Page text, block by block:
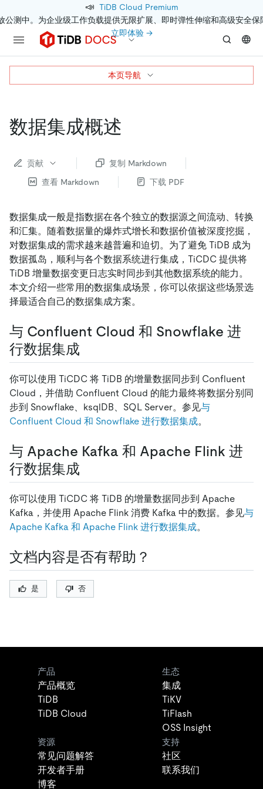
📣 TiDB Cloud Premium
公测中。为企业级工作负载提供无限扩展、即时弹性伸缩和高级安全保
立即体验 →
数据集成概述
贡献
复制 Markdown
查看 Markdown
下载 PDF
数据集成一般是指数据在各个独立的数据源之间流动、转换
和汇集。随着数据量的爆炸式增长和数据价值被深度挖掘，
对数据集成的需求越来越普遍和迫切。为了避免 TiDB 成为
数据孤岛，顺利与各个数据系统进行集成，TiCDC 提供将
TiDB 增量数据变更日志实时同步到其他数据系统的能力。
本文介绍一些常用的数据集成场景，你可以依据这些场景选
择最适合自己的数据集成方案。
与 Confluent Cloud 和 Snowflake 进
行数据集成
你可以使用 TiCDC 将 TiDB 的增量数据同步到 Confluent
Cloud，并借助 Confluent Cloud 的能力最终将数据分别同
步到 Snowflake、ksqlDB、SQL Server。参见与
Confluent Cloud 和 Snowflake 进行数据集成。
与 Apache Kafka 和 Apache Flink 进
行数据集成
你可以使用 TiCDC 将 TiDB 的增量数据同步到 Apache
Kafka，并使用 Apache Flink 消费 Kafka 中的数据。参见与
Apache Kafka 和 Apache Flink 进行数据集成。
文档内容是否有帮助？
是 否
本页导航
产品
产品概览
TiDB
TiDB Cloud
生态
集成
TiKV
TiFlash
OSS Insight
资源
常见问题解答
开发者手册
博客
支持
社区
联系我们